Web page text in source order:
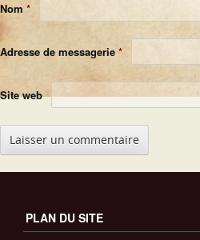
Nom *
Adresse de messagerie *
Site web
PLAN DU SITE